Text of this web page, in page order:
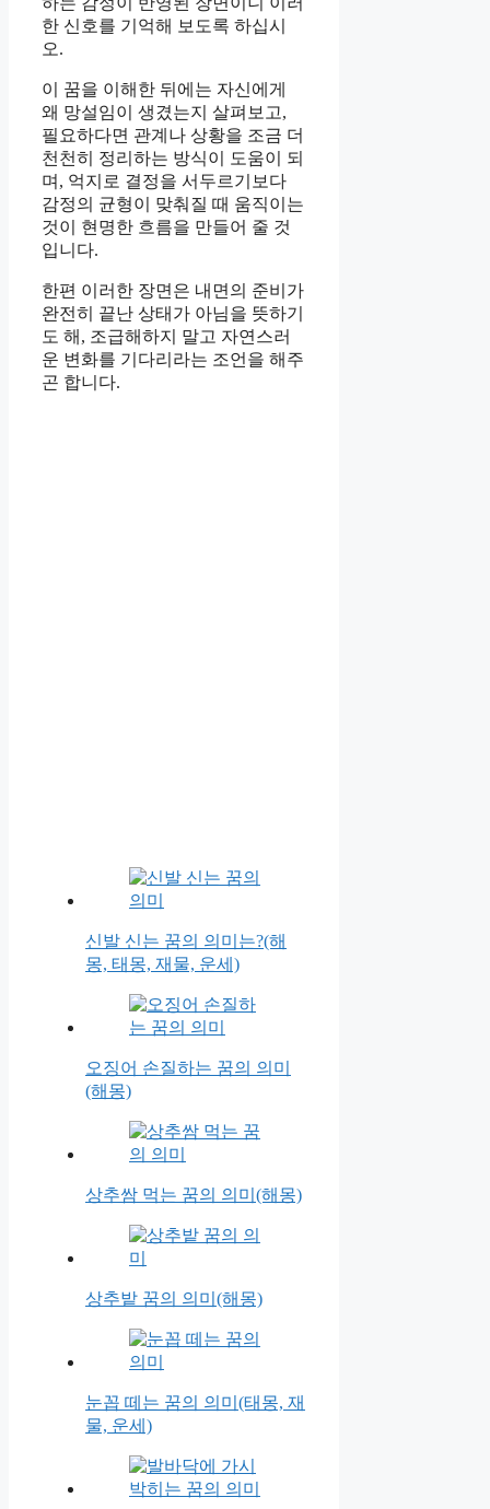
한 신호를 기억해 보도록 하십시
오.
이 꿈을 이해한 뒤에는 자신에게
왜 망설임이 생겼는지 살펴보고,
필요하다면 관계나 상황을 조금 더
천천히 정리하는 방식이 도움이 되
며, 억지로 결정을 서두르기보다
감정의 균형이 맞춰질 때 움직이는
것이 현명한 흐름을 만들어 줄 것
입니다.
한편 이러한 장면은 내면의 준비가
완전히 끝난 상태가 아님을 뜻하기
도 해, 조급해하지 말고 자연스러
운 변화를 기다리라는 조언을 해주
곤 합니다.
신발 신는 꿈의 의미는?(해
몽, 태몽, 재물, 운세)
오징어 손질하는 꿈의 의미
(해몽)
상추쌈 먹는 꿈의 의미(해몽)
상추밭 꿈의 의미(해몽)
눈꼽 떼는 꿈의 의미(태몽, 재
물, 운세)